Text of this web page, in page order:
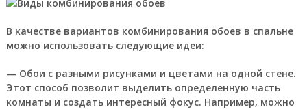
В качестве вариантов комбинирования обоев в спальне
можно использовать следующие идеи:
— Обои с разными рисунками и цветами на одной стене.
Этот способ позволит выделить определенную часть
комнаты и создать интересный фокус. Например, можно